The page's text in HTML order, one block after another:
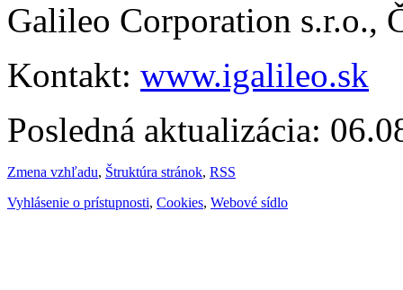
Galileo Corporation s.r.o.,
Kontakt: www.igalileo.sk
Posledná aktualizácia:
Zmena vzhľadu, Štruktúra stránok, RSS
Vyhlásenie o prístupnosti, Cookies, Webové sídlo